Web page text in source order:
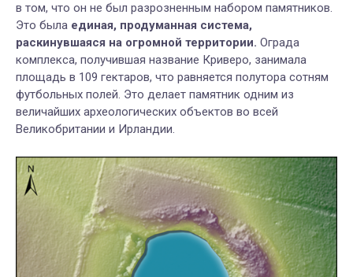
в том, что он не был разрозненным набором памятников.
Это была единая, продуманная система,
раскинувшаяся на огромной территории. Ограда
комплекса, получившая название Криверо, занимала
площадь в 109 гектаров, что равняется полутора сотням
футбольных полей. Это делает памятник одним из
величайших археологических объектов во всей
Великобритании и Ирландии.